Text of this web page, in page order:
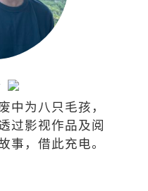
中为八只毛孩，
过影视作品及阅
事，借此充电。